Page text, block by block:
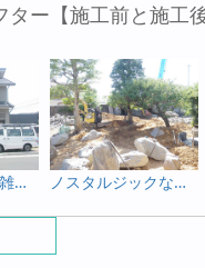
ター【施工前と施工
モダンな建築と雑木を使った庭 ノスタルジックなお庭